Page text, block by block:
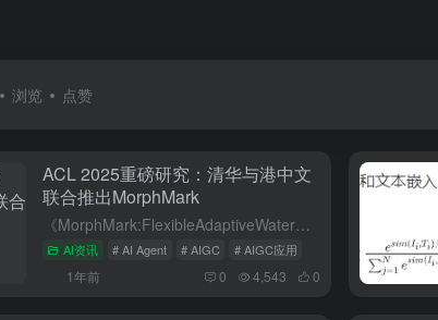
浏览 点赞
ACL 2025重磅研究：清华与港中文
联合推出MorphMark
《MorphMark:FlexibleAdaptiveWatermarkingforLargeLanguageModels》是一篇针对大型语言模型（LLMs）水印技术的重要研究本文。以下从多个维度对进...
AI资讯 # AI Agent # AIGC # AIGC应用
1年前 0 4,543 0